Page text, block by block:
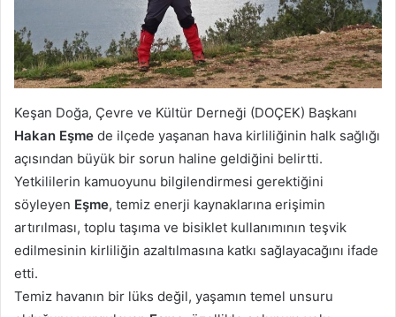
Keşan Doğa, Çevre ve Kültür Derneği (DOÇEK) Başkanı
Hakan Eşme de ilçede yaşanan hava kirliliğinin halk sağlığı
açısından büyük bir sorun haline geldiğini belirtti.
Yetkililerin kamuoyunu bilgilendirmesi gerektiğini
söyleyen Eşme, temiz enerji kaynaklarına erişimin
artırılması, toplu taşıma ve bisiklet kullanımının teşvik
edilmesinin kirliliğin azaltılmasına katkı sağlayacağını ifade
etti.
Temiz havanın bir lüks değil, yaşamın temel unsuru